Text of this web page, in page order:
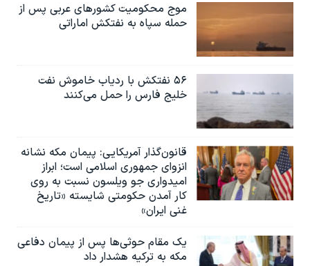
موج محکومیت کشورهای عربی پس از
حمله سپاه به نفتکش اماراتی
۵۶ نفتکش با ردیاب خاموش نفت
خلیج فارس را حمل می‌کنند
قانون‌گذار آمریکایی: پیمان مکه نشانه
انزوای جمهوری اسلامی است؛ ابراز
امیدواری جو ویلسون نسبت به روی
کار آمدن حکومتی شایسته «تاریخ
غنی ایران»
یک مقام حوثی‌ها پس از پیمان دفاعی
مکه به ترکیه هشدار داد